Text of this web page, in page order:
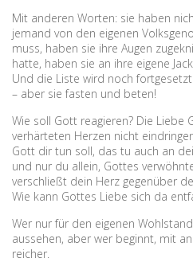
Mit anderen Worten: sie haben
jemand von den eigenen
muss, haben sie ihre Augen
hatte, haben sie an ihre eigene
Und die Liste wird noch
– aber sie fasten und beten!
Wie soll Gott reagieren? Die Liebe
verhärteten Herzen nicht
Gott dir tun soll, das tu auch an
und nur du allein, Gottes
verschließt dein Herz gegenüber
Wie kann Gottes Liebe sich da
Wer nur für den eigenen
aussehen, aber wer beginnt, mit
reicher.